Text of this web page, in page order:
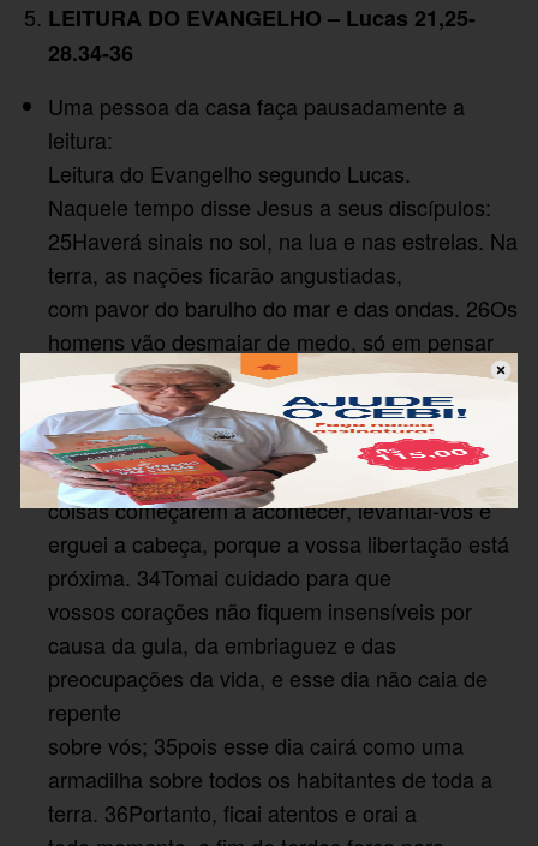
LEITURA DO EVANGELHO – Lucas 21,25-
28.34-36
Uma pessoa da casa faça pausadamente a
leitura:
Leitura do Evangelho segundo Lucas.
Naquele tempo disse Jesus a seus discípulos:
25Haverá sinais no sol, na lua e nas estrelas. Na
terra, as nações ficarão angustiadas,
com pavor do barulho do mar e das ondas. 26Os
homens vão desmaiar de medo, só em pensar
no que vai acontecer ao mundo, porque as
forças do céu serão abaladas. 27Então eles
verão o Filho do Homem, vindo numa nuvem
com grande poder e glória. 28Quando estas
coisas começarem a acontecer, levantai-vos e
erguei a cabeça, porque a vossa libertação está
próxima. 34Tomai cuidado para que
vossos corações não fiquem insensíveis por
causa da gula, da embriaguez e das
preocupações da vida, e esse dia não caia de
repente
sobre vós; 35pois esse dia cairá como uma
armadilha sobre todos os habitantes de toda a
terra. 36Portanto, ficai atentos e orai a